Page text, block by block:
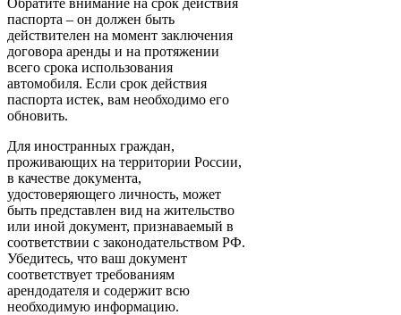
паспорта – он должен быть
действителен на момент заключения
договора аренды и на протяжении
всего срока использования
автомобиля. Если срок действия
паспорта истек, вам необходимо его
обновить.
Для иностранных граждан,
проживающих на территории России,
в качестве документа,
удостоверяющего личность, может
быть представлен вид на жительство
или иной документ, признаваемый в
соответствии с законодательством РФ.
Убедитесь, что ваш документ
соответствует требованиям
арендодателя и содержит всю
необходимую информацию.